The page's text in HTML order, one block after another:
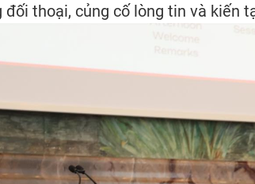
đối thoại, củng cố lòng tin và kiến